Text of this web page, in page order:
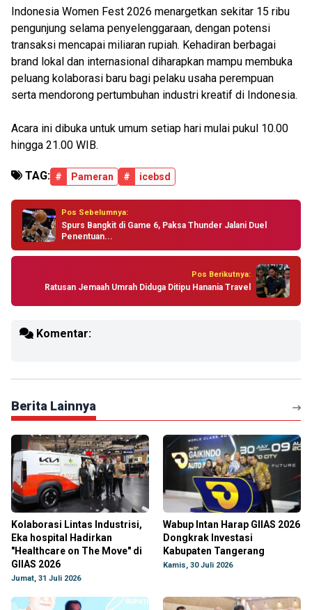
Indonesia Women Fest 2026 menargetkan sekitar 15 ribu
pengunjung selama penyelenggaraan, dengan potensi
transaksi mencapai miliaran rupiah. Kehadiran berbagai
brand lokal dan internasional diharapkan mampu membuka
peluang kolaborasi baru bagi pelaku usaha perempuan
serta mendorong pertumbuhan industri kreatif di Indonesia.
Acara ini dibuka untuk umum setiap hari mulai pukul 10.00
hingga 21.00 WIB.
TAG: # Pameran # icebsd
Pos Sebelumnya:
Spurs Bangkit di Game 6, Paksa Thunder Jalani Duel
Penentuan...
Pos Berikutnya:
Ratusan Jemaah Umrah Diduga Ditipu Hanania Travel
Komentar:
Berita Lainnya
Kolaborasi Lintas Industrisi,
Eka hospital Hadirkan
"Healthcare on The Move" di
GIIAS 2026
Jumat, 31 Juli 2026
Wabup Intan Harap GIIAS 2026
Dongkrak Investasi
Kabupaten Tangerang
Kamis, 30 Juli 2026